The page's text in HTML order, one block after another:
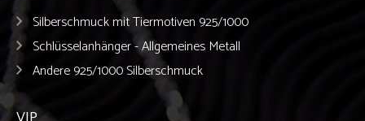
Silberschmuck mit Tiermotiven 925/1000
Schlüsselanhänger - Allgemeines Metall
Andere 925/1000 Silberschmuck